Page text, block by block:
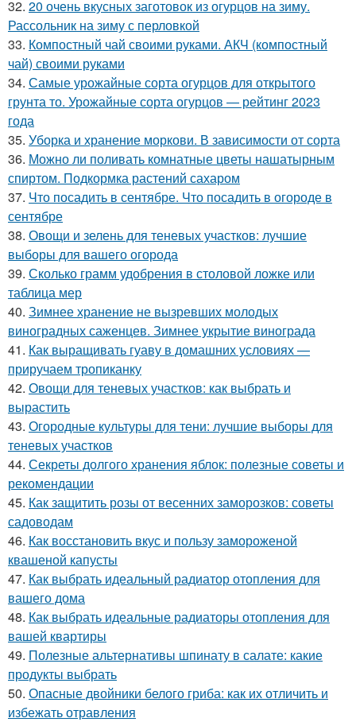
32. 20 очень вкусных заготовок из огурцов на зиму.
Рассольник на зиму с перловкой
33. Компостный чай своими руками. АКЧ (компостный
чай) своими руками
34. Самые урожайные сорта огурцов для открытого
грунта то. Урожайные сорта огурцов — рейтинг 2023
года
35. Уборка и хранение моркови. В зависимости от сорта
36. Можно ли поливать комнатные цветы нашатырным
спиртом. Подкормка растений сахаром
37. Что посадить в сентябре. Что посадить в огороде в
сентябре
38. Овощи и зелень для теневых участков: лучшие
выборы для вашего огорода
39. Сколько грамм удобрения в столовой ложке или
таблица мер
40. Зимнее хранение не вызревших молодых
виноградных саженцев. Зимнее укрытие винограда
41. Как выращивать гуаву в домашних условиях —
приручаем тропиканку
42. Овощи для теневых участков: как выбрать и
вырастить
43. Огородные культуры для тени: лучшие выборы для
теневых участков
44. Секреты долгого хранения яблок: полезные советы и
рекомендации
45. Как защитить розы от весенних заморозков: советы
садоводам
46. Как восстановить вкус и пользу замороженой
квашеной капусты
47. Как выбрать идеальный радиатор отопления для
вашего дома
48. Как выбрать идеальные радиаторы отопления для
вашей квартиры
49. Полезные альтернативы шпинату в салате: какие
продукты выбрать
50. Опасные двойники белого гриба: как их отличить и
избежать отравления